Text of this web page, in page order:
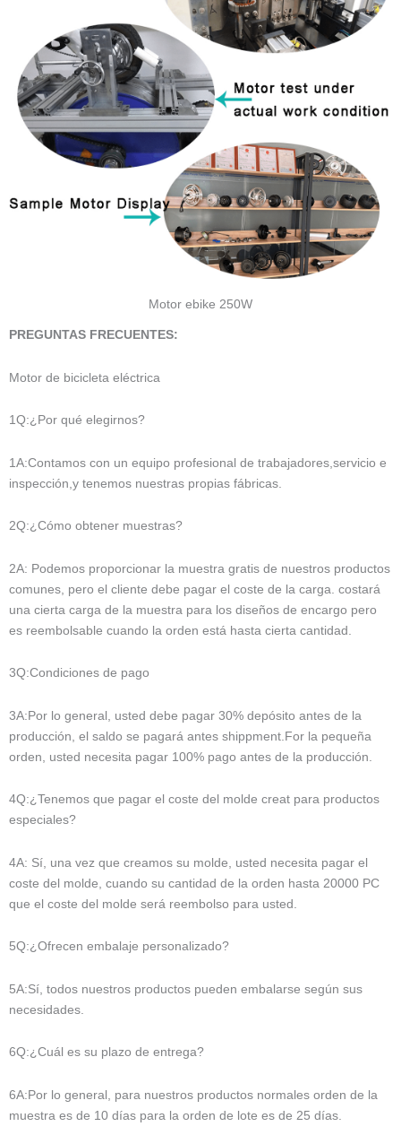
Motor ebike 250W
PREGUNTAS FRECUENTES:
Motor de bicicleta eléctrica
1Q:¿Por qué elegirnos?
1A:Contamos con un equipo profesional de trabajadores,servicio e
inspección,y tenemos nuestras propias fábricas.
2Q:¿Cómo obtener muestras?
2A: Podemos proporcionar la muestra gratis de nuestros productos
comunes, pero el cliente debe pagar el coste de la carga. costará
una cierta carga de la muestra para los diseños de encargo pero
es reembolsable cuando la orden está hasta cierta cantidad.
3Q:Condiciones de pago
3A:Por lo general, usted debe pagar 30% depósito antes de la
producción, el saldo se pagará antes shippment.For la pequeña
orden, usted necesita pagar 100% pago antes de la producción.
4Q:¿Tenemos que pagar el coste del molde creat para productos
especiales?
4A: Sí, una vez que creamos su molde, usted necesita pagar el
coste del molde, cuando su cantidad de la orden hasta 20000 PC
que el coste del molde será reembolso para usted.
5Q:¿Ofrecen embalaje personalizado?
5A:Sí, todos nuestros productos pueden embalarse según sus
necesidades.
6Q:¿Cuál es su plazo de entrega?
6A:Por lo general, para nuestros productos normales orden de la
muestra es de 10 días para la orden de lote es de 25 días.